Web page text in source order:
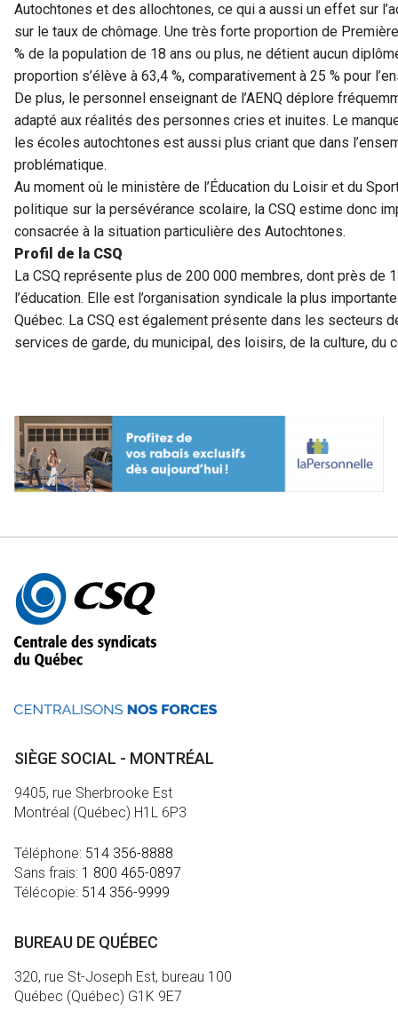
Autochtones et des allochtones, ce qui a aussi un effet sur
sur le taux de chômage. Une très forte proportion de
% de la population de 18 ans ou plus, ne détient aucun
proportion s’élève à 63,4 %, comparativement à 25 % pour
De plus, le personnel enseignant de l’AENQ déplore
adapté aux réalités des personnes cries et inuites. Le
les écoles autochtones est aussi plus criant que dans
problématique.
Au moment où le ministère de l’Éducation du Loisir et du
politique sur la persévérance scolaire, la CSQ estime donc
consacrée à la situation particulière des Autochtones.
Profil de la CSQ
La CSQ représente plus de 200 000 membres, dont près de
l’éducation. Elle est l’organisation syndicale la plus
Québec. La CSQ est également présente dans les secteurs
services de garde, du municipal, des loisirs, de la culture, du
Autres
informations
SIÈGE SOCIAL - MONTRÉAL
9405, rue Sherbrooke Est
Montréal (Québec) H1L 6P3
Téléphone: 514 356-8888
Sans frais: 1 800 465-0897
Télécopie: 514 356-9999
BUREAU DE QUÉBEC
320, rue St-Joseph Est, bureau 100
Québec (Québec) G1K 9E7